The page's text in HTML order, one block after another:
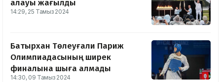
алауы жағылды
14:29, 25 Тамыз 2024
Батырхан Төлеуғали Париж
Олимпиадасының ширек
финалына шыға алмады
14:30, 09 Тамыз 2024